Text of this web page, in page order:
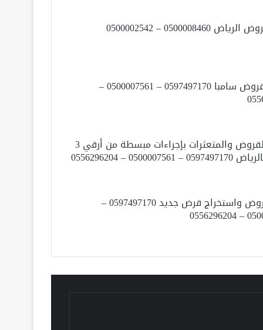
– 0500002542
تسديد قروض سامبا 0597497170 – 0500007561 –
سداد القروض والمتعثرات بإجراءات مبسطة من أرقي 3
– 0556296204
سداد قروض واستخراج قرض جديد 0597497170 –